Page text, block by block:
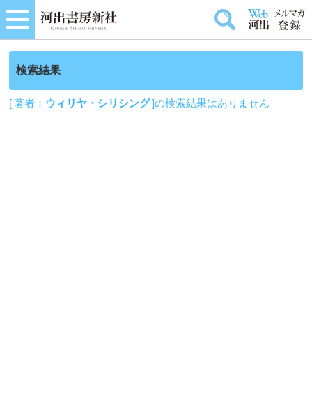
検索結果
[ 著者： ウィリヤ・シリシング]の検索結果はありません